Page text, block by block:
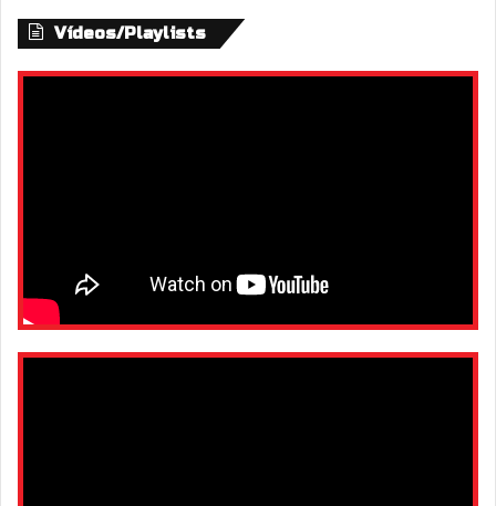
Vídeos/Playlists